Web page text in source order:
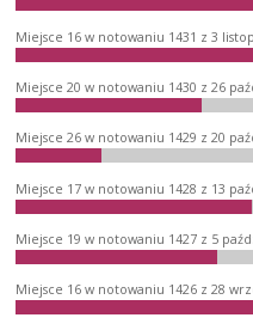
Miejsce 16 w notowaniu 1431 z 3
Miejsce 20 w notowaniu 1430 z 26
Miejsce 26 w notowaniu 1429 z 20
Miejsce 17 w notowaniu 1428 z 13
Miejsce 19 w notowaniu 1427 z 5
Miejsce 16 w notowaniu 1426 z 28